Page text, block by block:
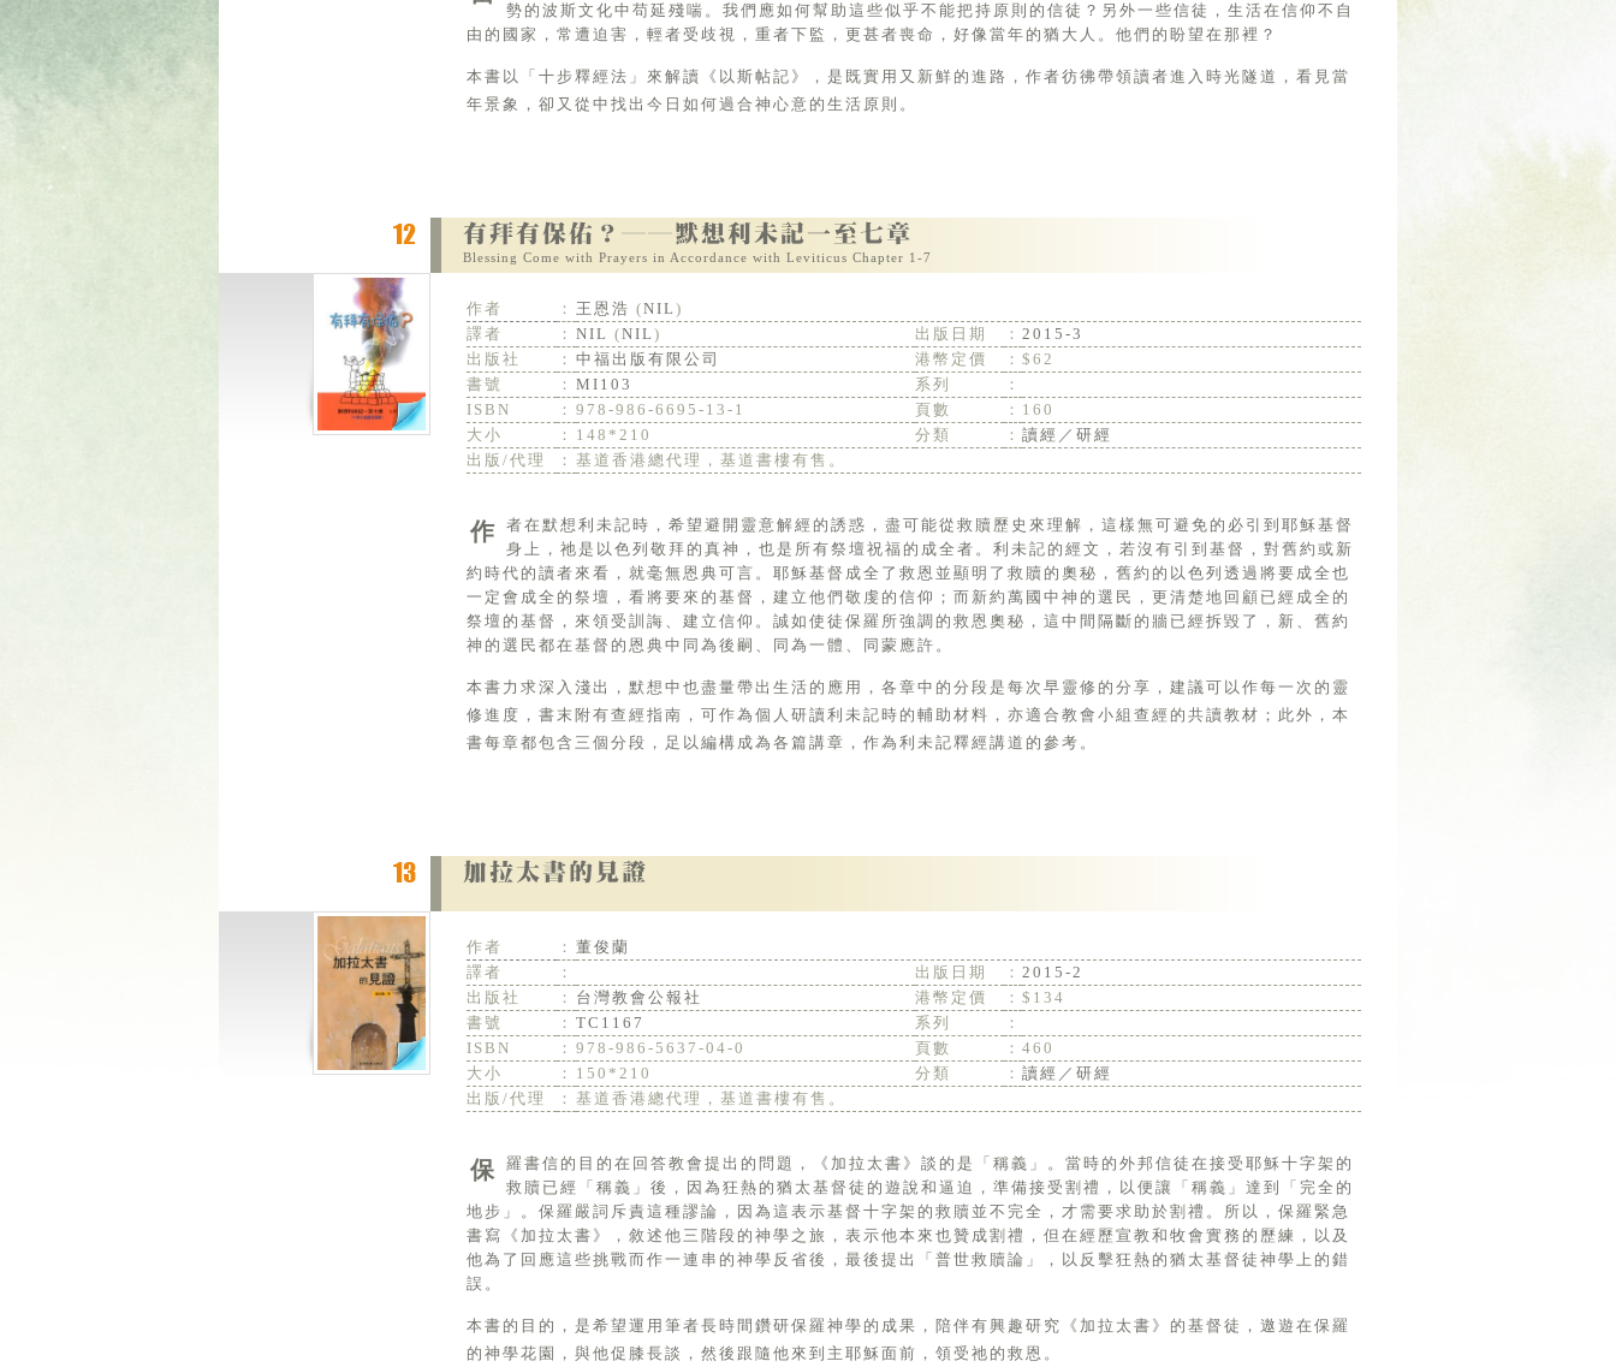
勢的波斯文化中苟延殘喘。我們應如何幫助這些似乎不能把持原則的信徒？另外一些信徒，生活在信仰不自
由的國家，常遭迫害，輕者受歧視，重者下監，更甚者喪命，好像當年的猶大人。他們的盼望在那裡？
本書以「十步釋經法」來解讀《以斯帖記》，是既實用又新鮮的進路，作者彷彿帶領讀者進入時光隧道，看見當
年景象，卻又從中找出今日如何過合神心意的生活原則。
Blessing Come with Prayers in Accordance with Leviticus Chapter 1-7
作者 ： 王恩浩 (NIL )
譯者
： NIL (NIL ) 出版日期 ： 2015-3
出版社
： 中福出版有限公司 港幣定價 ： $62
書號
： MI103 系列
：
ISBN
： 978-986-6695-13-1 頁數 ： 160
大小
： 148*210 分類 ： 讀經／研經
出版/代理
： 基道香港總代理，基道書樓有售。
作者在默想利未記時，希望避開靈意解經的誘惑，盡可能從救贖歷史來理解，這樣無可避免的必引到耶穌基督
身上，祂是以色列敬拜的真神，也是所有祭壇祝福的成全者。利未記的經文，若沒有引到基督，對舊約或新
約時代的讀者來看，就毫無恩典可言。耶穌基督成全了救恩並顯明了救贖的奧秘，舊約的以色列透過將要成全也
一定會成全的祭壇，看將要來的基督，建立他們敬虔的信仰；而新約萬國中神的選民，更清楚地回顧已經成全的
祭壇的基督，來領受訓誨、建立信仰。誠如使徒保羅所強調的救恩奧秘，這中間隔斷的牆已經拆毀了，新、舊約
神的選民都在基督的恩典中同為後嗣、同為一體、同蒙應許。
本書力求深入淺出，默想中也盡量帶出生活的應用，各章中的分段是每次早靈修的分享，建議可以作每一次的靈
修進度，書末附有查經指南，可作為個人研讀利未記時的輔助材料，亦適合教會小組查經的共讀教材；此外，本
書每章都包含三個分段，足以編構成為各篇講章，作為利未記釋經講道的參考。
作者 ： 董俊蘭
譯者
： 出版日期 ： 2015-2
出版社
： 台灣教會公報社 港幣定價 ： $134
書號
： TC1167 系列
：
ISBN
： 978-986-5637-04-0 頁數 ： 460
大小
： 150*210 分類 ： 讀經／研經
出版/代理
： 基道香港總代理，基道書樓有售。
保羅書信的目的在回答教會提出的問題，《加拉太書》談的是「稱義」。當時的外邦信徒在接受耶穌十字架的
救贖已經「稱義」後，因為狂熱的猶太基督徒的遊說和逼迫，準備接受割禮，以便讓「稱義」達到「完全的
地步」。保羅嚴詞斥責這種謬論，因為這表示基督十字架的救贖並不完全，才需要求助於割禮。所以，保羅緊急
書寫《加拉太書》，敘述他三階段的神學之旅，表示他本來也贊成割禮，但在經歷宣教和牧會實務的歷練，以及
他為了回應這些挑戰而作一連串的神學反省後，最後提出「普世救贖論」，以反擊狂熱的猶太基督徒神學上的錯
誤。
本書的目的，是希望運用筆者長時間鑽研保羅神學的成果，陪伴有興趣研究《加拉太書》的基督徒，遨遊在保羅
的神學花園，與他促膝長談，然後跟隨他來到主耶穌面前，領受祂的救恩。